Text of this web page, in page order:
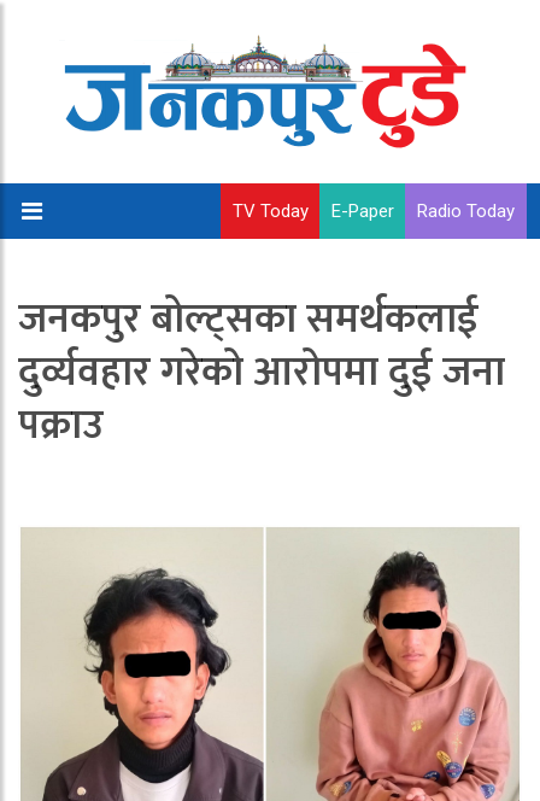
TV Today E-Paper Radio Today
जनकपुर बोल्ट्सका समर्थकलाई
दुर्व्यवहार गरेको आरोपमा दुई जना
पक्राउ